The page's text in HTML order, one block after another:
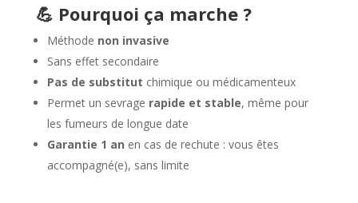
💪 Pourquoi ça marche ?
Méthode non invasive
Sans effet secondaire
Pas de substitut chimique ou médicamenteux
Permet un sevrage rapide et stable, même pour
les fumeurs de longue date
Garantie 1 an en cas de rechute : vous êtes
accompagné(e), sans limite